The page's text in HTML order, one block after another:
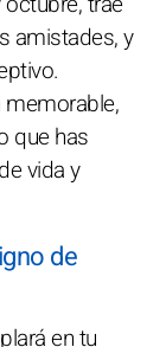
amistades, y
memorable,
que has
vida y
de
en tu